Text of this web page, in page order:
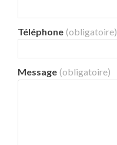
Téléphone (obligatoire)
Message (obligatoire)